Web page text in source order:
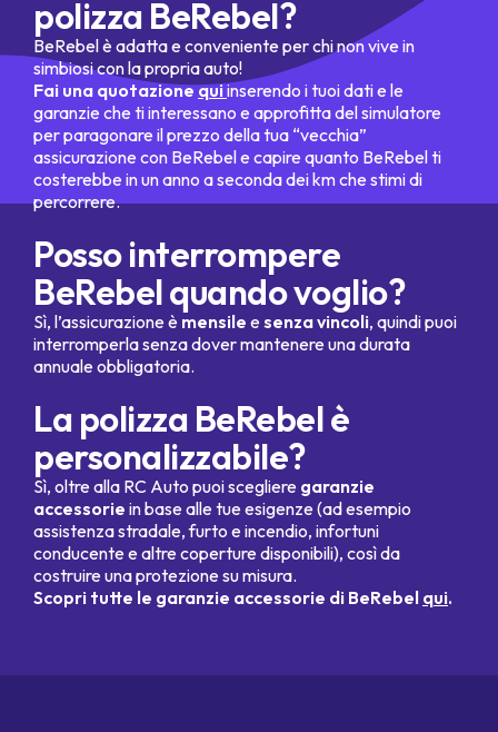
polizza BeRebel?
BeRebel è adatta e conveniente per chi non vive in
simbiosi con la propria auto!
Fai una quotazionequiinserendo i tuoi dati e le
garanzie che ti interessano e approfitta del simulatore
per paragonare il prezzo della tua “vecchia”
assicurazione con BeRebel e capire quanto BeRebel ti
costerebbe in un anno a seconda dei km che stimi di
percorrere.
Posso interrompere
BeRebel quando voglio?
Sì, l’assicurazione è mensile esenza vincoli, quindi puoi
interromperla senza dover mantenere una durata
annuale obbligatoria.
La polizza BeRebel è
personalizzabile?
Sì, oltre alla RC Auto puoi scegliere garanzie
accessorie in base alle tue esigenze (ad esempio
assistenza stradale, furto e incendio, infortuni
conducente e altre coperture disponibili), così da
costruire una protezione su misura.
Scopri tutte le garanzie accessorie di BeRebel qui.